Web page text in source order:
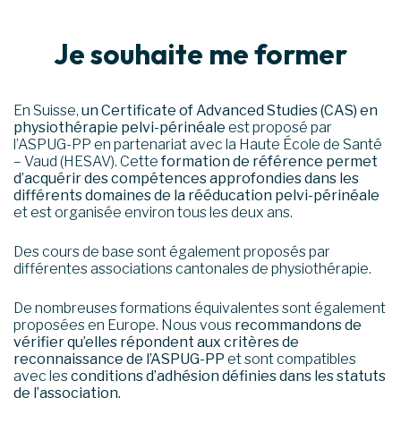
Je souhaite me former
En Suisse, unCertificate of Advanced Studies (CAS) en
physiothérapie pelvi-périnéale est proposé par
l’ASPUG-PP en partenariat avec la Haute École de Santé
– Vaud (HESAV). Cetteformation de référence permet
d’acquérir des compétences approfondies dans les
différents domaines de la rééducation pelvi-périnéale
et est organisée environ tous les deux ans.
Des cours de base sont également proposés par
différentes associations cantonales de physiothérapie.
De nombreuses formations équivalentes sont également
proposées en Europe. Nous vous recommandons de
vérifier qu’elles répondent aux critères de
reconnaissance de l’ASPUG-PP et sont compatibles
avec lesconditions d’adhésion définies dans les statuts
de l’association.